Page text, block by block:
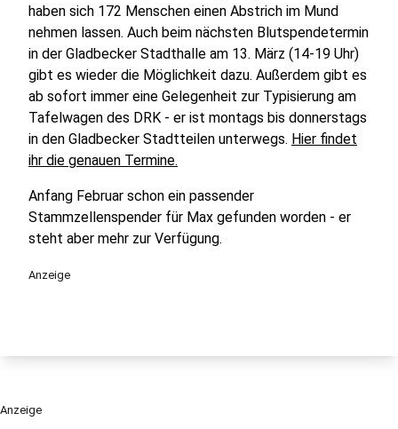
haben sich 172 Menschen einen Abstrich im Mund
nehmen lassen. Auch beim nächsten Blutspendetermin
in der Gladbecker Stadthalle am 13. März (14-19 Uhr)
gibt es wieder die Möglichkeit dazu. Außerdem gibt es
ab sofort immer eine Gelegenheit zur Typisierung am
Tafelwagen des DRK - er ist montags bis donnerstags
in den Gladbecker Stadtteilen unterwegs. Hier findet
ihr die genauen Termine.
Anfang Februar schon ein passender
Stammzellenspender für Max gefunden worden - er
steht aber mehr zur Verfügung.
Anzeige
Anzeige